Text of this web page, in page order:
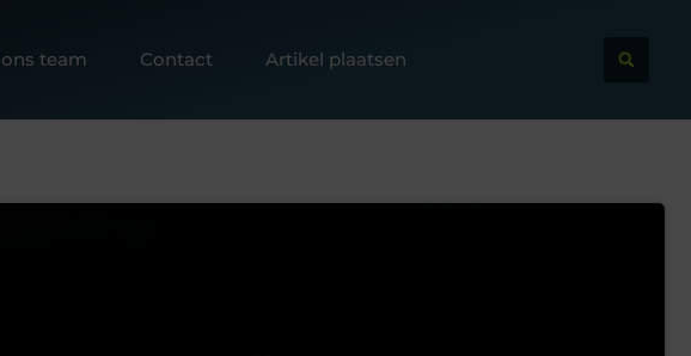
team Contact Artikel plaatsen